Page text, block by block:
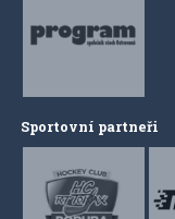
Sportovní partneři